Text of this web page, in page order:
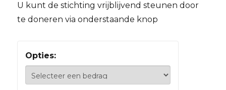
U kunt de stichting vrijblijvend steunen door
te doneren via onderstaande knop
Opties: